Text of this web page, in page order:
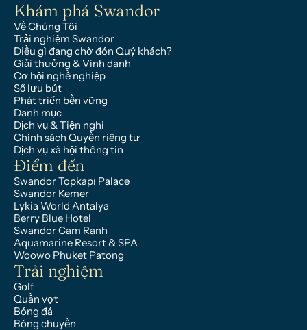
Khám phá Swandor
Về Chúng Tôi
Trải nghiệm Swandor
Điều gì đang chờ đón Quý khách?
Giải thưởng & Vinh danh
Cơ hội nghề nghiệp
Sổ lưu bút
Phát triển bền vững
Danh mục
Dịch vụ & Tiện nghi
Chính sách Quyền riêng tư
Dịch vụ xã hội thông tin
Điểm đến
Swandor Topkapı Palace
Swandor Kemer
Lykia World Antalya
Berry Blue Hotel
Swandor Cam Ranh
Aquamarine Resort & SPA
Woowo Phuket Patong
Trải nghiệm
Golf
Quần vợt
Bóng đá
Bóng chuyền